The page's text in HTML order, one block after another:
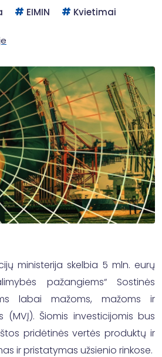
EIMIN
Kvietimai
ministerija skelbia 5 mln. eurų
pažangiems“ Sostinės
labai mažoms, mažoms ir
(MVĮ). Šiomis investicijomis bus
pridėtinės vertės produktų ir
ir pristatymas užsienio rinkose.